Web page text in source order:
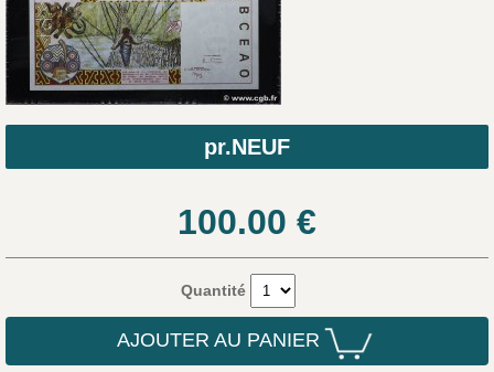
pr.NEUF
100.00 €
Quantité
AJOUTER AU PANIER